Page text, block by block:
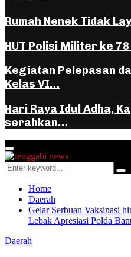
Rumah Nenek Tidak
HUT Polisi Militer ke
Kegiatan Pelepasan
Kelas VI…
Hari Raya Idul Adha,
serahkan…
Facebook
Instagram
Youtube
Whatsapp
Primary
Menu
Search
for:
Home
Daerah
Gelar Serbuan Vaksinasi
Lebak Apresiasi Polda
Daerah